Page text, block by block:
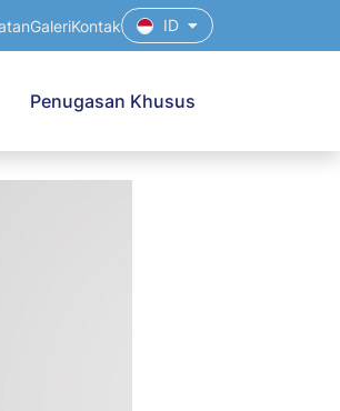
GaleriKontak ID
Penugasan Khusus